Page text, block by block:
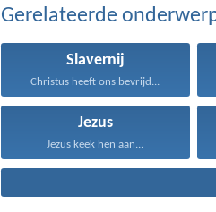
Gerelateerde
Slavernij
Christus heeft ons bevrijd...
Jezus
Jezus keek hen aan...